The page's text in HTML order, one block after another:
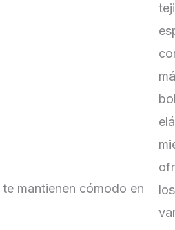
mantienen cómodo en